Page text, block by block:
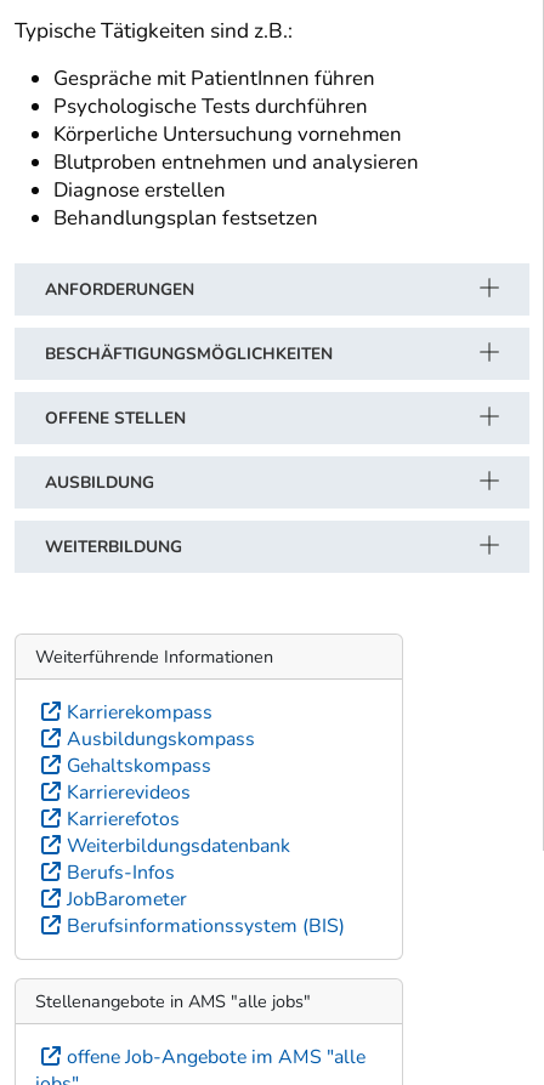
Typische Tätigkeiten sind z.B.:
Gespräche mit PatientInnen führen
Psychologische Tests durchführen
Körperliche Untersuchung vornehmen
Blutproben entnehmen und analysieren
Diagnose erstellen
Behandlungsplan festsetzen
ANFORDERUNGEN
BESCHÄFTIGUNGSMÖGLICHKEITEN
OFFENE STELLEN
AUSBILDUNG
WEITERBILDUNG
Weiterführende Informationen
Karrierekompass
Ausbildungskompass
Gehaltskompass
Karrierevideos
Karrierefotos
Weiterbildungsdatenbank
Berufs-Infos
JobBarometer
Berufsinformationssystem (BIS)
Stellenangebote in AMS "alle jobs"
offene Job-Angebote im AMS "alle